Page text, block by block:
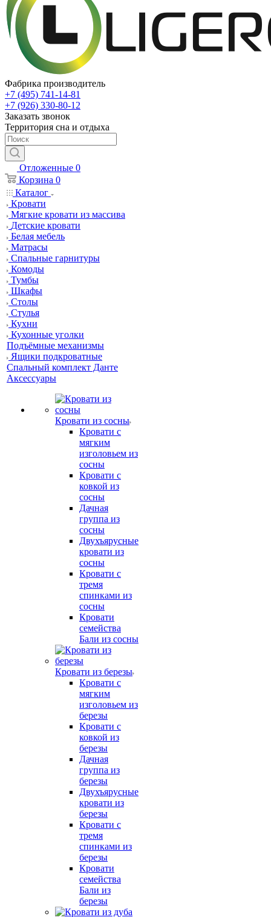
Фабрика производитель
+7 (495) 741-14-81
+7 (926) 330-80-12
Заказать звонок
Территория сна и отдыха
Отложенные 0
Корзина 0
Каталог
Кровати
Мягкие кровати из массива
Детские кровати
Белая мебель
Матрасы
Спальные гарнитуры
Комоды
Тумбы
Шкафы
Столы
Стулья
Кухни
Кухонные уголки
Подъёмные механизмы
Ящики подкроватные
Спальный комплект Данте
Аксессуары
Кровати из сосны
Кровати с
мягким
изголовьем из
сосны
Кровати с
ковкой из
сосны
Дачная
группа из
сосны
Двухъярусные
кровати из
сосны
Кровати с
тремя
спинками из
сосны
Кровати
семейства
Бали из сосны
Кровати из березы
Кровати с
мягким
изголовьем из
березы
Кровати с
ковкой из
березы
Дачная
группа из
березы
Двухъярусные
кровати из
березы
Кровати с
тремя
спинками из
березы
Кровати
семейства
Бали из
березы